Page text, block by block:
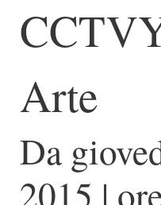
Arte
Da
2015 |